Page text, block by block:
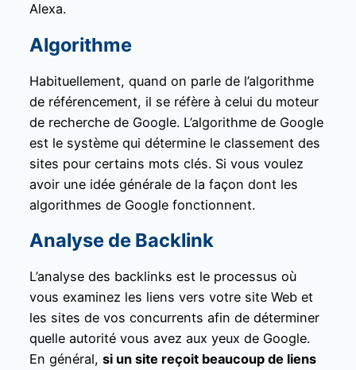
Alexa.
Algorithme
Habituellement, quand on parle de l’algorithme
de référencement, il se réfère à celui du moteur
de recherche de Google. L’algorithme de Google
est le système qui détermine le classement des
sites pour certains mots clés. Si vous voulez
avoir une idée générale de la façon dont les
algorithmes de Google fonctionnent.
Analyse de Backlink
L’analyse des backlinks est le processus où
vous examinez les liens vers votre site Web et
les sites de vos concurrents afin de déterminer
quelle autorité vous avez aux yeux de Google.
En général, si un site reçoit beaucoup de liens